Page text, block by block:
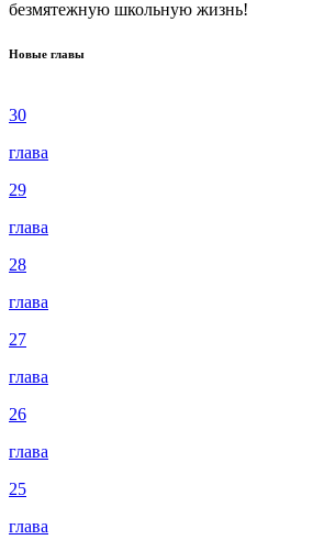
безмятежную школьную жизнь!
Новые главы
30
глава
29
глава
28
глава
27
глава
26
глава
25
глава